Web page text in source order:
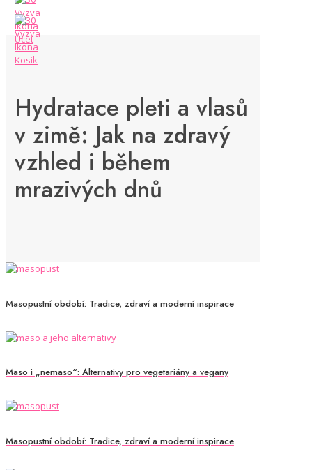
Hydratace pleti a vlasů
v zimě: Jak na zdravý
vzhled i během
mrazivých dnů
Masopustní období: Tradice, zdraví a moderní inspirace
Maso i „nemaso“: Alternativy pro vegetariány a vegany
Masopustní období: Tradice, zdraví a moderní inspirace